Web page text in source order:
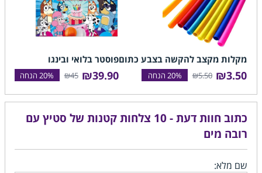
כתוב חוות דעת - 10 צלחות קטנות של סטיץ עם
רובה מים
שם מלא:
מקלות מקצב להקשה בצבע כתום
₪3.50
₪5.50
פוסטר בלואי ובינגו
₪39.90
₪45